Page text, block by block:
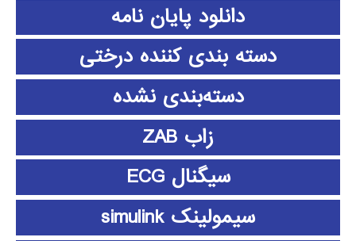
دانلود پايان نامه
دسته بندی کننده درختی
دسته‌بندی نشده
زاب ZAB
سیگنال ECG
سیمولینک simulink